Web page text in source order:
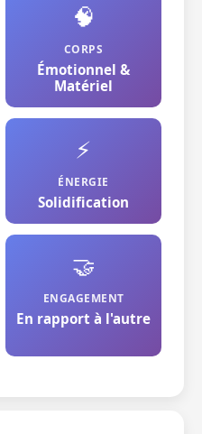
🧠
CORPS
Émotionnel &
Matériel
⚡
ÉNERGIE
Solidification
🤝
ENGAGEMENT
En rapport à l'autre